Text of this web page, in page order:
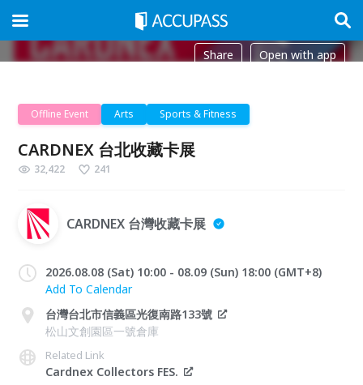
Share Open with app
Offline Event Arts Sports & Fitness
CARDNEX 台北收藏卡展
32,422 241
CARDNEX 台灣收藏卡展
2026.08.08 (Sat) 10:00 - 08.09 (Sun) 18:00 (GMT+8)
Add To Calendar
台灣台北市信義區光復南路133號
松山文創園區一號倉庫
Related Link
Cardnex Collectors FES.